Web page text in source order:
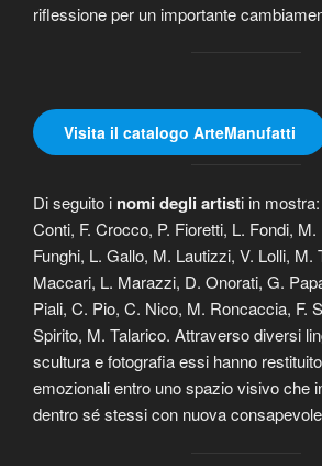
riflessione per un importante
Visita il catalogo ArteManufatti
Di seguito i nomi degliartisti in
Conti, F. Crocco, P. Fioretti, L. Fondi,
Funghi, L. Gallo, M. Lautizzi, V. Lolli, M.
Maccari, L. Marazzi, D. Onorati, G.
Piali, C. Pio, C. Nico, M. Roncaccia, F.
Spirito, M. Talarico. Attraverso diversi
scultura e fotografia essi hanno
emozionali entro uno spazio visivo che
dentro sé stessi con nuova